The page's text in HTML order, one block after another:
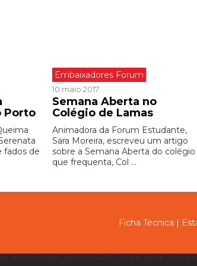
Porto
fados de
Embaixadores Forum
10 maio 2017
Semana Aberta no
Colégio de Lamas
Animadora da Forum Estudante,
Sara Moreira, escreveu um artigo
sobre a Semana Aberta do colégio
que frequenta, Col ...
Ficha Técnica |
do utilizador, personalizar conteúdo e